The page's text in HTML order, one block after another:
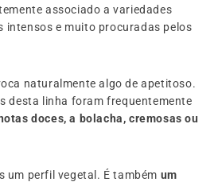
associado a variedades
intensos e muito procuradas pelos
naturalmente algo de apetitoso.
desta linha foram frequentemente
doces, a bolacha, cremosas ou
um perfil vegetal. É também um